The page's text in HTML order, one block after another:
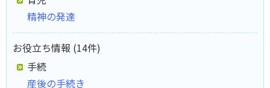
精神の発達
お役立ち情報 (14件)
手続
産後の手続き